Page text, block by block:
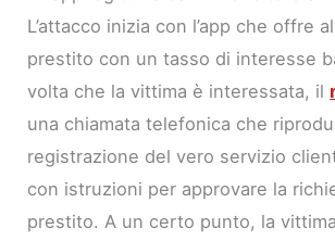
L’attacco inizia con l’app che offre
prestito con un tasso di interesse
volta che la vittima è interessata, il
una chiamata telefonica che
registrazione del vero servizio
con istruzioni per approvare la
prestito. A un certo punto, la